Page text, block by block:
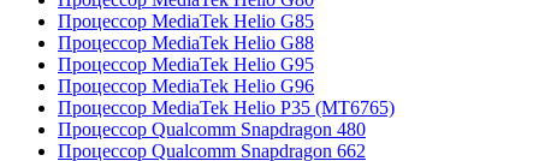
Процессор MediaTek Helio G85
Процессор MediaTek Helio G88
Процессор MediaTek Helio G95
Процессор MediaTek Helio G96
Процессор MediaTek Helio P35 (MT6765)
Процессор Qualcomm Snapdragon 480
Процессор Qualcomm Snapdragon 662